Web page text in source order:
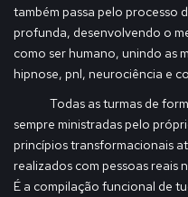
também passa pelo processo
profunda, desenvolvendo o
como ser humano, unindo as
hipnose, pnl, neurociência e
Todas as turmas de
sempre ministradas pelo
princípios transformacionais
realizados com pessoas reais
É a compilação funcional de